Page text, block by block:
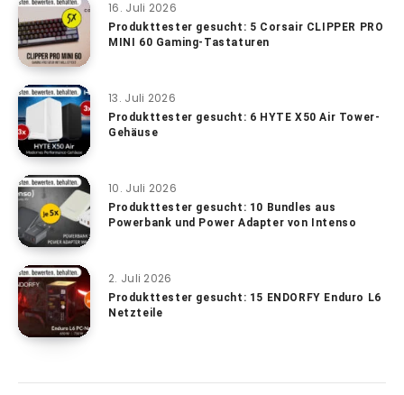
16. Juli 2026
Produkttester gesucht: 5 Corsair CLIPPER PRO
MINI 60 Gaming-Tastaturen
13. Juli 2026
Produkttester gesucht: 6 HYTE X50 Air Tower-
Gehäuse
10. Juli 2026
Produkttester gesucht: 10 Bundles aus
Powerbank und Power Adapter von Intenso
2. Juli 2026
Produkttester gesucht: 15 ENDORFY Enduro L6
Netzteile